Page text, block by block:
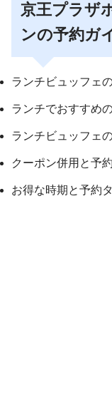
京王プラザ
ンの予約ガ
ランチビュッフェ
ランチでおすすめ
ランチビュッフェ
クーポン併用と予
お得な時期と予約